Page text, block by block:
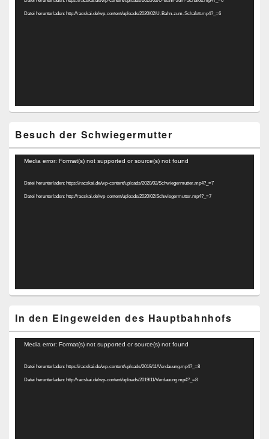
Datei herunterladen: http://racskai.de/wp-content/uploads/2020/02/U-Bahn-zum-Schafott.mp4?_=6
Besuch der Schwiegermutter
Video-
Media error: Format(s) not supported or source(s) not found
Datei herunterladen: https://racskai.de/wp-content/uploads/2020/02/Schwiegermutter.mp4?_=7
Datei herunterladen: http://racskai.de/wp-content/uploads/2020/02/Schwiegermutter.mp4?_=7
In den Eingeweiden des Hauptbahnhofs
Video-
Media error: Format(s) not supported or source(s) not found
Datei herunterladen: https://racskai.de/wp-content/uploads/2019/11/Verdauung.mp4?_=8
Datei herunterladen: http://racskai.de/wp-content/uploads/2019/11/Verdauung.mp4?_=8